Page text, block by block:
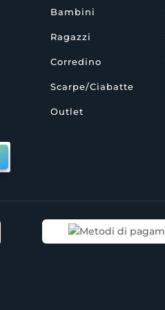
Bambini
Ragazzi
Corredino
Scarpe/Ciabatte
Outlet